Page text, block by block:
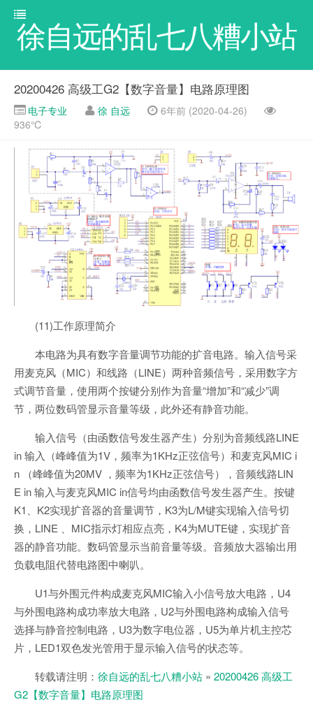
徐自远的乱七八糟小站
20200426 高级工G2【数字音量】电路原理图
电子专业 徐 自远
6年前 (2020-04-26)
936℃
(11)工作原理简介
本电路为具有数字音量调节功能的扩音电路。输入信号采
用麦克风（MIC）和线路（LINE）两种音频信号，采用数字方
式调节音量，使用两个按键分别作为音量“增加”和“减少”调
节，两位数码管显示音量等级，此外还有静音功能。
输入信号（由函数信号发生器产生）分别为音频线路LINE
in 输入（峰峰值为1V，频率为1KHz正弦信号）和麦克风MIC i
n （峰峰值为20MV ，频率为1KHz正弦信号），音频线路LIN
E in 输入与麦克风MIC in信号均由函数信号发生器产生。按键
K1、K2实现扩音器的音量调节，K3为L/M键实现输入信号切
换，LINE 、MIC指示灯相应点亮，K4为MUTE键，实现扩音
器的静音功能。数码管显示当前音量等级。音频放大器输出用
负载电阻代替电路图中喇叭。
U1与外围元件构成麦克风MIC输入小信号放大电路，U4
与外围电路构成功率放大电路，U2与外围电路构成输入信号
选择与静音控制电路，U3为数字电位器，U5为单片机主控芯
片，LED1双色发光管用于显示输入信号的状态等。
转载请注明： 徐自远的乱七八糟小站 » 20200426 高级工
G2【数字音量】电路原理图